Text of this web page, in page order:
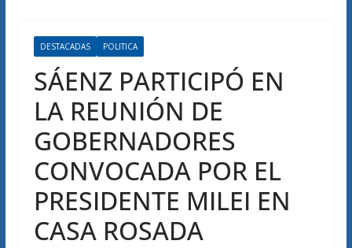
DESTACADAS POLITICA
SÁENZ PARTICIPÓ EN
LA REUNIÓN DE
GOBERNADORES
CONVOCADA POR EL
PRESIDENTE MILEI EN
CASA ROSADA